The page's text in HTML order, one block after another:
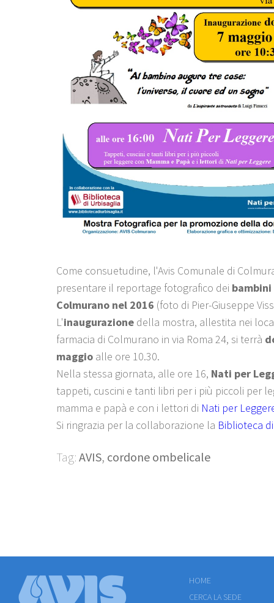
Come consuetudine, l'Avis Comunale di
presentare il reportage fotografico dei
Colmurano nel 2016 (foto di Pier-Giuseppe
L'inaugurazione della mostra, allestita nei
farmacia di Colmurano in via Roma 24, si terrà
maggio alle ore 10.30.
Nella stessa giornata, alle ore 16, Nati per
tappeti, cuscini e tanti libri per i più piccoli per
mamma e papà e con i lettori di Nati per
Si ringrazia per la collaborazione la Biblioteca
Tag: AVIS, cordone ombelicale
HOME
CERCA LA SEDE